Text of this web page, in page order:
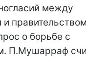
между
и правительством
о борьбе с
П.Мушарраф